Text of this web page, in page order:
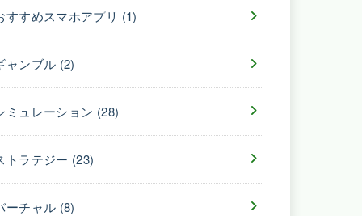
すすめスマホアプリ (1)
ャンブル (2)
ミュレーション (28)
トラテジー (23)
ーチャル (8)